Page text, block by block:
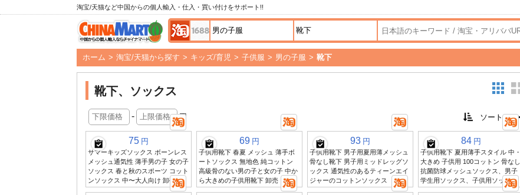
淘宝/天猫など中国からの個人輸入・仕入・買い付けをサポート!!
ホーム > 淘宝/天猫から探す > キッズ/育児 > 子供服 > 男の子服 > 靴下
靴下、ソックス
- 円
75 円
サマーキッズソックス ボーンレス
メッシュ通気性 薄手男の子 女の子
ソックス 春と秋のスポーツ コット
ンソックス 中〜大人向け 卸売
69 円
子供用靴下 春夏 メッシュ 薄手ボ
ートソックス 無地色 純コットン
高級骨のない男の子と女の子 中か
ら大きめの子供用靴下 卸売
93 円
子供用靴下 男子用夏用薄メッシュ
骨なし靴下 男子用ミッドレッグソ
ックス 通気性のあるティーンエイ
ジャーのコットンソックス
84 円
子供用靴下 夏用薄手スタイル 中・
大きめ 子供用 100コットン 骨なし
抗菌防球メッシュソックス、男子
学生用ソックス、子供用ソックス